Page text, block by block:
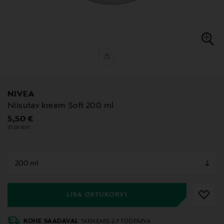
NIVEA
Niisutav kreem Soft 200 ml
Original Price
5,50 €
27,50 €/1l
LISA OSTUKORVI
KOHE SAADAVAL TARNEAEG 2-7 TÖÖPÄEVA